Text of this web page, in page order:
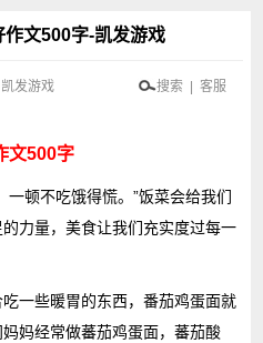
文500字-凯发游戏
凯发游戏 搜索 | 客服
文500字
一顿不吃饿得慌。”饭菜会给我们
力量，美食让我们充实度过每一
一些暖胃的东西，番茄鸡蛋面就
妈经常做蕃茄鸡蛋面，蕃茄酸